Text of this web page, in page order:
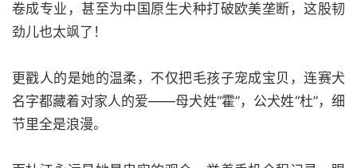
卷成专业，甚至为中国原生犬种打破欧美垄断，这股韧
劲儿也太飒了！
更戳人的是她的温柔，不仅把毛孩子宠成宝贝，连赛犬
名字都藏着对家人的爱——母犬姓“霍”，公犬姓“杜”，细
节里全是浪漫。